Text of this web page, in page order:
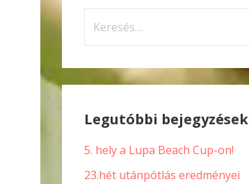
Legutóbbi bejegyzések
5. hely a Lupa Beach Cup-on!
23.hét utánpótlás eredményei